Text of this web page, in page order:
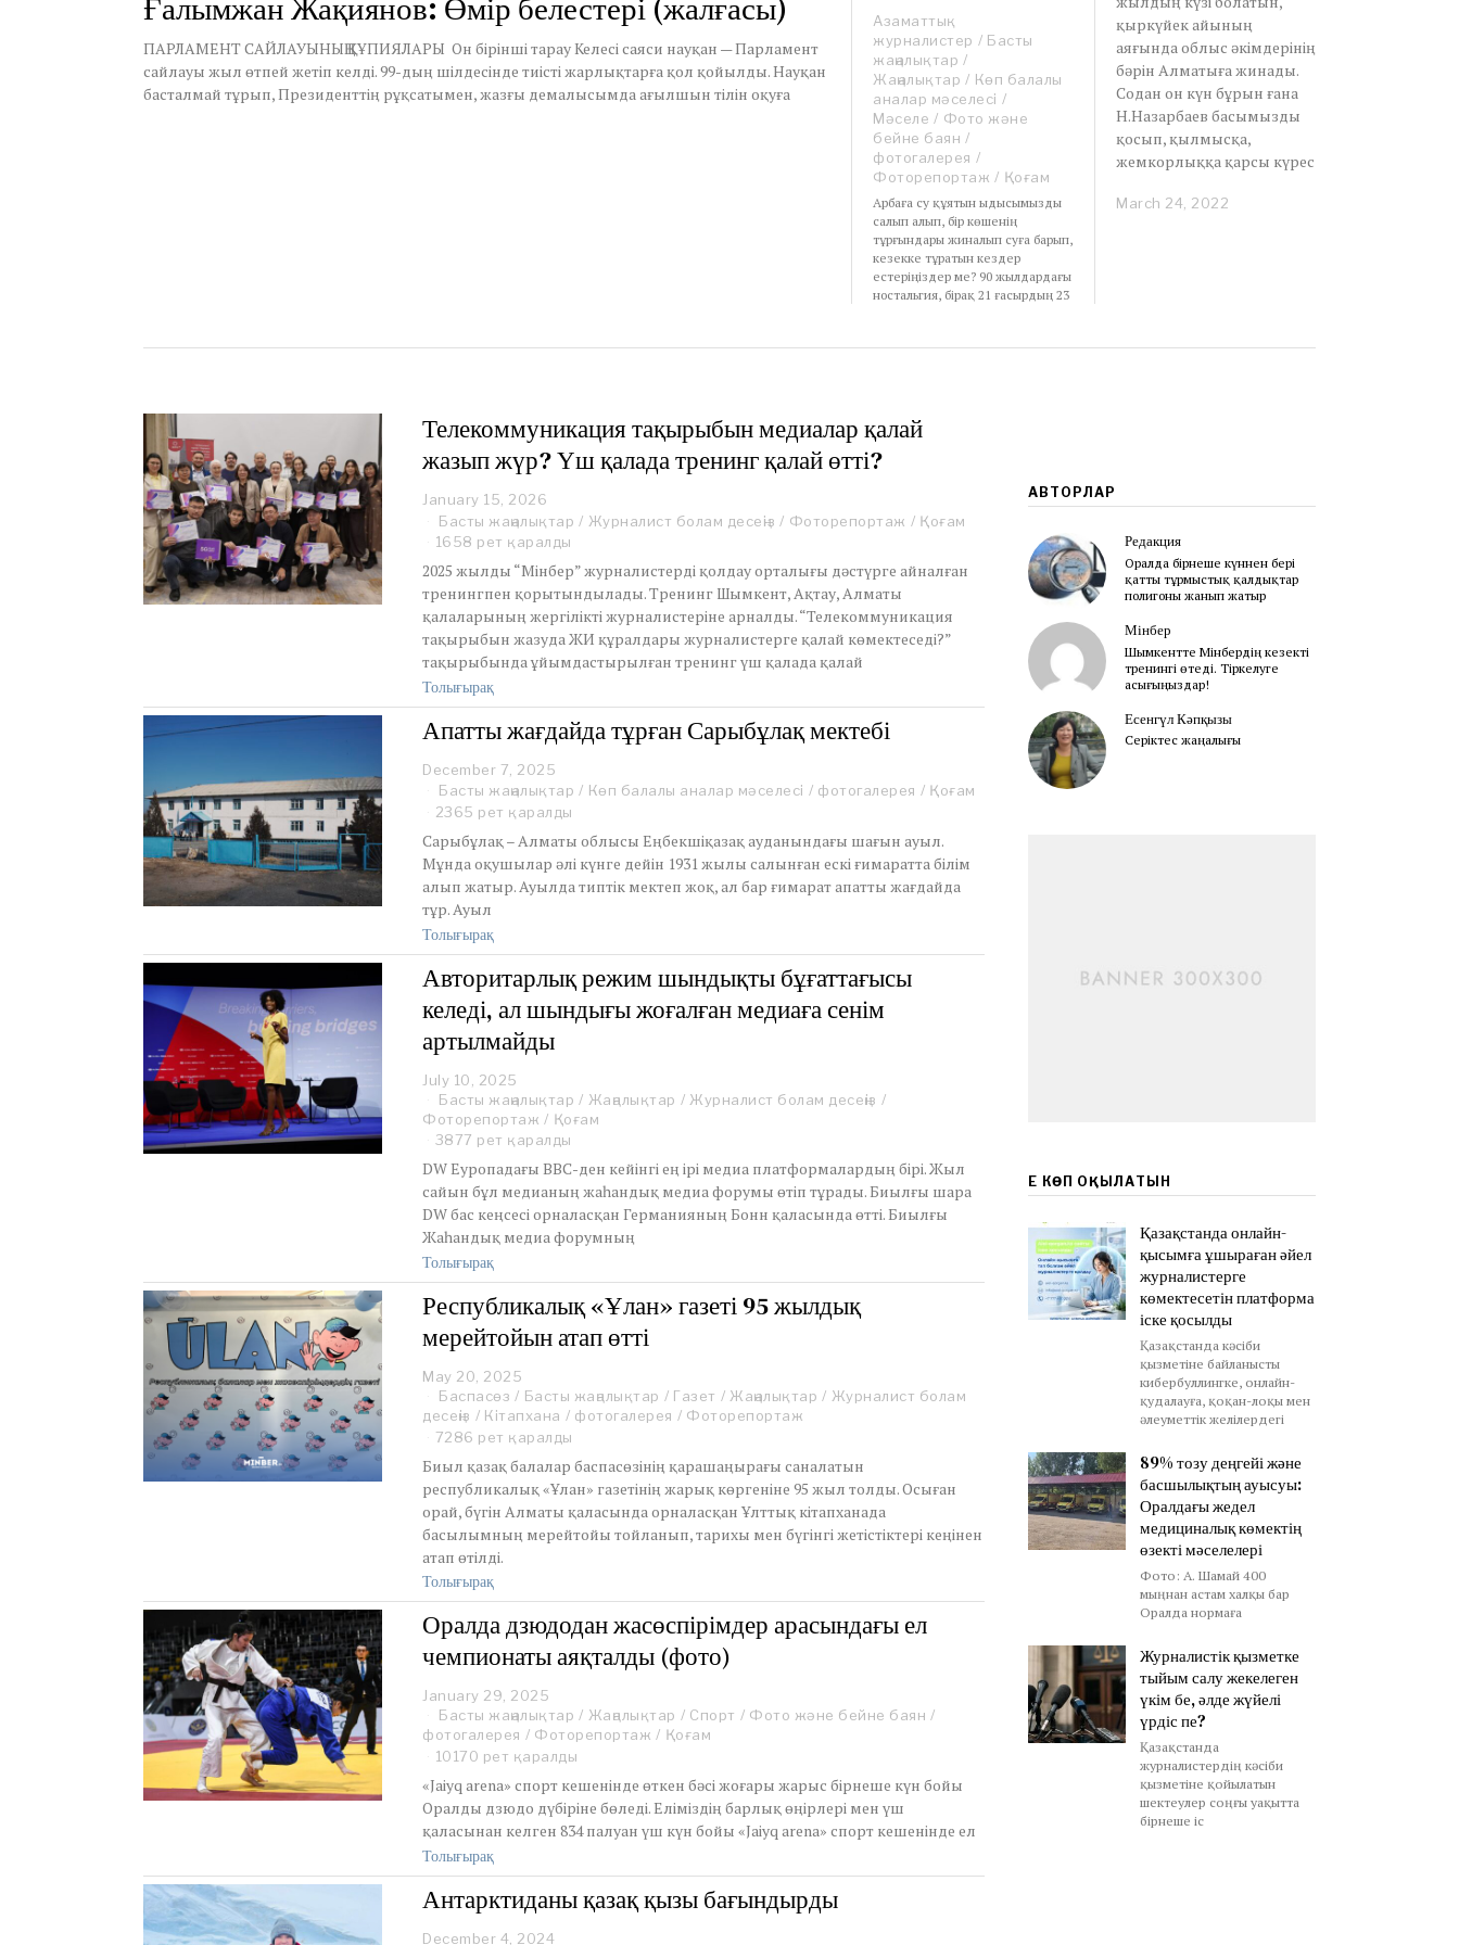
l
1
,
0
2
ПАРЛАМЕНТ САЙЛАУЫНЫҢ ҚҰПИЯЛАРЫ Он бірінші тарау Келесі саяси науқан — Парламент
сайлауы жыл өтпей жетіп келді. 99-дың шілдесінде тиісті жарлықтарға қол қойылды. Науқан
басталмай тұрып, Президенттің рұқсатымен, жазғы демалысымда ағылшын тілін оқуға
қыркүйек айының
аяғында облыс әкімдерінің
бәрін Алматыға жинады.
Содан он күн бұрын ғана
Н.Назарбаев басымызды
қосып, қылмысқа,
жемкорлыққа қарсы күрес
March 24, 2022
Азаматтық
журналистер / Басты
жаңалықтар /
Жаңалықтар / Көп балалы
аналар мәселесі /
Мәселе / Фото және
бейне баян /
фотогалерея /
Фоторепортаж / Қоғам
Арбаға су құятын ыдысымызды
салып алып, бір көшенің
тұрғындары жиналып суға барып,
кезекке тұратын кездер
естеріңіздер ме? 90 жылдардағы
ностальгия, бірақ 21 ғасырдың 23
Телекоммуникация тақырыбын медиалар қалай
жазып жүр? Үш қалада тренинг қалай өтті?
January 15, 2026
a
n
a
r
y
1
2
Басты жаңалықтар / Журналист болам десеңіз / Фоторепортаж / Қоғам
1658 рет қаралды
2025 жылды “Мінбер” журналистерді қолдау орталығы дәстүрге айналған
тренингпен қорытындылады. Тренинг Шымкент, Ақтау, Алматы
қалаларының жергілікті журналистеріне арналды. “Телекоммуникация
тақырыбын жазуда ЖИ құралдары журналистерге қалай көмектеседі?”
тақырыбында ұйымдастырылған тренинг үш қалада қалай
Толығырақ
Апатты жағдайда тұрған Сарыбұлақ мектебі
December 7, 2025
e
c
m
b
e
0
2
5
Басты жаңалықтар / Көп балалы аналар мәселесі / фотогалерея / Қоғам
2365 рет қаралды
Сарыбұлақ – Алматы облысы Еңбекшіқазақ ауданындағы шағын ауыл.
Мұнда оқушылар әлі күнге дейін 1931 жылы салынған ескі ғимаратта білім
алып жатыр. Ауылда типтік мектеп жоқ, ал бар ғимарат апатты жағдайда
тұр. Ауыл
Толығырақ
Авторитарлық режим шындықты бұғаттағысы
келеді, ал шындығы жоғалған медиаға сенім
артылмайды
July 10, 2025
u
l
y
0
,
2
0
Басты жаңалықтар / Жаңалықтар / Журналист болам десеңіз /
Фоторепортаж / Қоғам
3877 рет қаралды
DW Еуропадағы ВВС-ден кейінгі ең ірі медиа платформалардың бірі. Жыл
сайын бұл медианың жаһандық медиа форумы өтіп тұрады. Биылғы шара
DW бас кеңсесі орналасқан Германияның Бонн қаласында өтті. Биылғы
Жаһандық медиа форумның
Толығырақ
Республикалық «Ұлан» газеті 95 жылдық
мерейтойын атап өтті
May 20, 2025
a
y
2
,
2
0
2
Баспасөз / Басты жаңалықтар / Газет / Жаңалықтар / Журналист болам
десеңіз / Кітапхана / фотогалерея / Фоторепортаж
7286 рет қаралды
Биыл қазақ балалар баспасөзінің қарашаңырағы саналатын
республикалық «Ұлан» газетінің жарық көргеніне 95 жыл толды. Осыған
орай, бүгін Алматы қаласында орналасқан Ұлттық кітапханада
басылымның мерейтойы тойланып, тарихы мен бүгінгі жетістіктері кеңінен
атап өтілді.
Толығырақ
Оралда дзюдодан жасөспірімдер арасындағы ел
чемпионаты аяқталды (фото)
January 29, 2025
a
n
u
r
y
2
,
0
2
Басты жаңалықтар / Жаңалықтар / Спорт / Фото және бейне баян /
фотогалерея / Фоторепортаж / Қоғам
10170 рет қаралды
«Jaiyq arena» спорт кешенінде өткен бәсі жоғары жарыс бірнеше күн бойы
Оралды дзюдо дүбіріне бөледі. Еліміздің барлық өңірлері мен үш
қаласынан келген 834 палуан үш күн бойы «Jaiyq arena» спорт кешенінде ел
Толығырақ
Антарктиданы қазақ қызы бағындырды
December 4, 2024
АВТОРЛАР
Редакция
Оралда бірнеше күннен бері
қатты тұрмыстық қалдықтар
полигоны жанып жатыр
Мінбер
Шымкентте Мінбердің кезекті
тренингі өтеді. Тіркелуге
асығыңыздар!
Есенгүл Кәпқызы
Серіктес жаңалығы
ЕҢ КӨП ОҚЫЛАТЫН
Қазақстанда онлайн-
қысымға ұшыраған әйел
журналистерге
көмектесетін платформа
іске қосылды
Қазақстанда кәсіби
қызметіне байланысты
кибербуллингке, онлайн-
қудалауға, қоқан-лоқы мен
әлеуметтік желілердегі
89% тозу деңгейі және
басшылықтың ауысуы:
Оралдағы жедел
медициналық көмектің
өзекті мәселелері
Фото: А. Шамай 400
мыңнан астам халқы бар
Оралда нормаға
Журналистік қызметке
тыйым салу жекелеген
үкім бе, әлде жүйелі
үрдіс пе?
Қазақстанда
журналистердің кәсіби
қызметіне қойылатын
шектеулер соңғы уақытта
бірнеше іс